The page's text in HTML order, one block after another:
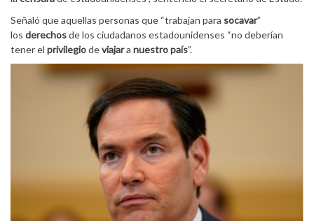
Señaló que aquellas personas que “trabajan para socavar”
los derechosde los ciudadanos estadounidenses “no deberían
tener el privilegiodeviajara nuestro país”.